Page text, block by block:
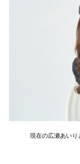
現在の広瀬あい